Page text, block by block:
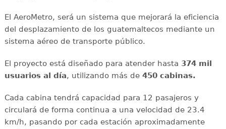
El AeroMetro, será un sistema que mejorará la eficiencia
del desplazamiento de los guatemaltecos mediante un
sistema aéreo de transporte público.
El proyecto está diseñado para atender hasta 374 mil
usuarios al día, utilizando más de 450 cabinas.
Cada cabina tendrá capacidad para 12 pasajeros y
circulará de forma continua a una velocidad de 23.4
km/h, pasando por cada estación aproximadamente